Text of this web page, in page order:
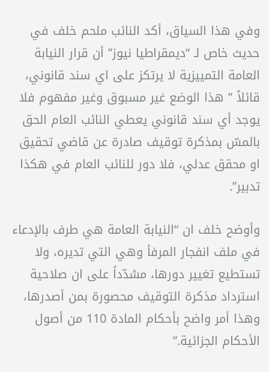
وفي هذا السياق، أكد النائب ملحم خلف في
حديث خاص لـ “ديمقراطيا نيوز” أن قرار النيابة
العامة التمييزية لا يرتكز على اي سند قانوني،
قائلاً ” هذا الوضع غير مسبوق وغير مفهوم فلا
يوجد أي سند قانوني يعطي النائب العام الحق
بالمسّ بمذكرة توقيف صادرة عن قاضي تحقيق
او محقق عدلي، فلا دور للنائب العام في هكذا
تدبير”.
وأوضح خلف ان “النيابة العامة هي طرف بالإدعاء
في ملف انفجار المرفأ وهي التي تديره، ولا
تستطيع تغيير دورها، مشدّداً على ان صلاحية
استرداد مذكرة التوقيف محصورة بمن أصدرها،
وهذا أمر واضح بأحكام المادة 110 من أصول
الأحكام الجزائية.”